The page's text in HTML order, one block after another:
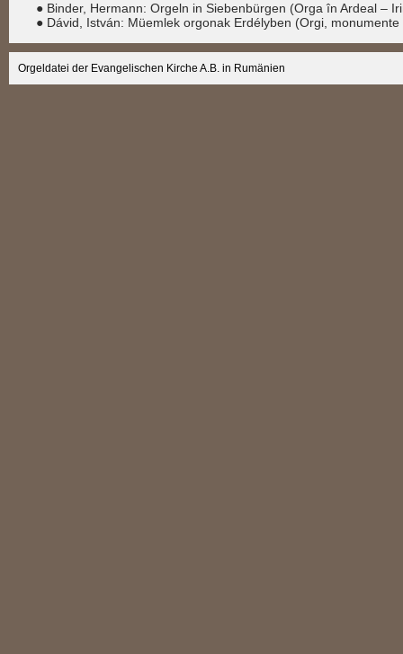
● Binder, Hermann: Orgeln in Siebenbürgen (Orga în Ardeal –
● Dávid, István: Müemlek orgonak Erdélyben (Orgi,
Orgeldatei der Evangelischen Kirche A.B. in Rumänien